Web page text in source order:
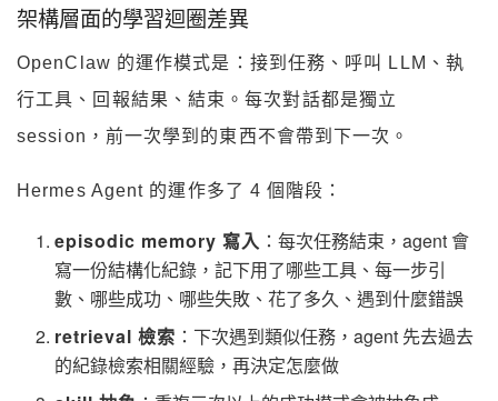
架構層面的學習迴圈差異
OpenClaw 的運作模式是：接到任務、呼叫 LLM、執
行工具、回報結果、結束。每次對話都是獨立
session，前一次學到的東西不會帶到下一次。
Hermes Agent 的運作多了 4 個階段：
episodic memory 寫入 ：每次任務結束，agent 會
寫一份結構化紀錄，記下用了哪些工具、每一步引
數、哪些成功、哪些失敗、花了多久、遇到什麼錯誤
retrieval 檢索 ：下次遇到類似任務，agent 先去過去
的紀錄檢索相關經驗，再決定怎麼做